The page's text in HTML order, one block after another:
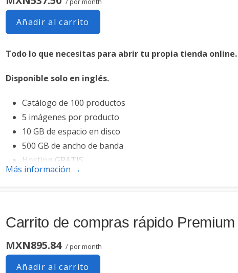
Añadir al carrito
Todo lo que necesitas para abrir tu propia tienda online.
Disponible solo en inglés.
Catálogo de 100 productos
5 imágenes por producto
10 GB de espacio en disco
500 GB de ancho de banda
Hosting GRATIS
Más información →
Carrito de compras rápido Premium
MXN895.84 / por month
Añadir al carrito